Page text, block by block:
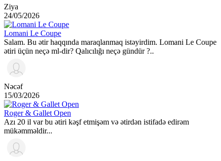
Ziya
24/05/2026
Lomani Le Coupe
Salam. Bu ətir haqqında maraqlanmaq istəyirdim. Lomani Le Coupe
ətiri üçün neçə ml-dir? Qalıcılığı neçə gündür ?..
Nəcəf
15/03/2026
Roger & Gallet Open
Azı 20 il var bu ətiri kəşf etmişəm və ətirdən istifadə edirəm
mükəmməldir...